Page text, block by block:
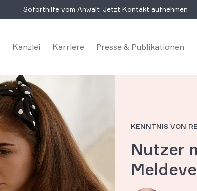
Soforthilfe vom Anwalt: Jetzt Kontakt aufnehmen
Kanzlei Karriere Presse & Publikationen
KENNTNIS VON
Nutzer